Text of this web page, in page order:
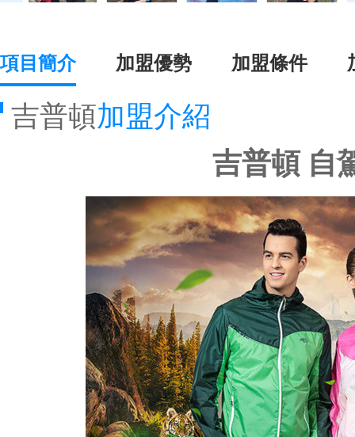
項目簡介 加盟優勢 加盟條件
吉普頓加盟介紹
吉普頓 自